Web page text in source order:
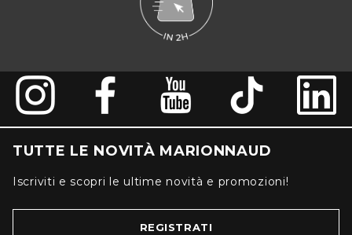
TUTTE LE NOVITÀ MARIONNAUD
Iscriviti e scopri le ultime novità e promozioni!
REGISTRATI